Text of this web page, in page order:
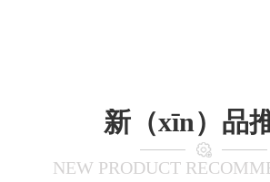
新（xīn）品
NEW PRODUCT